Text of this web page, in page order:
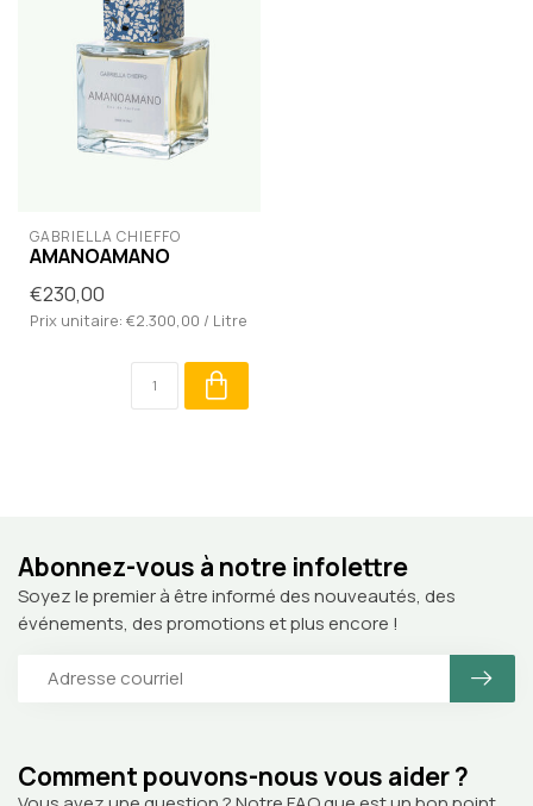
GABRIELLA CHIEFFO
AMANOAMANO
€230,00
Prix unitaire: €2.300,00 / Litre
Comment pouvons-nous vous aider ?
Abonnez-vous à notre infolettre
Soyez le premier à être informé des nouveautés, des
événements, des promotions et plus encore !